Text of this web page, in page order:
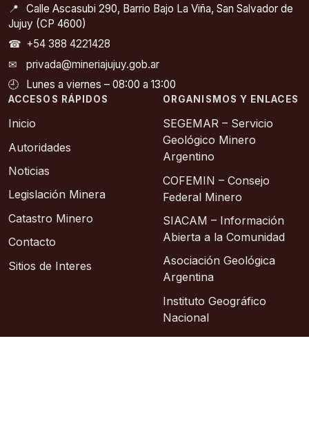
📍
Calle Ascasubi 290, Barrio Bajo La Viña, San Salvador de
Jujuy (CP 4600)
☎ +54 388 4221428
✉
privada@mineriajujuy.gob.ar
🕘
Lunes a viernes – 08:00 a 13:00
ACCESOS RÁPIDOS
Inicio
Autoridades
Noticias
Legislación Minera
Catastro Minero
Contacto
Sitios de Interes
ORGANISMOS Y ENLACES
SEGEMAR – Servicio
Geológico Minero
Argentino
COFEMIN – Consejo
Federal Minero
SIACAM – Información
Abierta a la Comunidad
Asociación Geológica
Argentina
Instituto Geográfico
Nacional